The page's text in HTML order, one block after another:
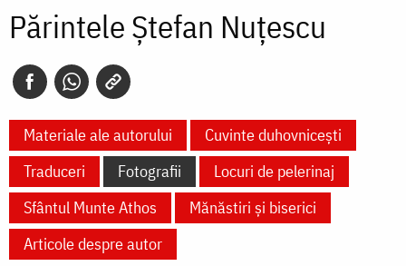
Părintele Ștefan Nuțescu
Materiale ale autorului
Cuvinte duhovnicești
Traduceri
Fotografii
Locuri de pelerinaj
Sfântul Munte Athos
Mănăstiri și biserici
Articole despre autor